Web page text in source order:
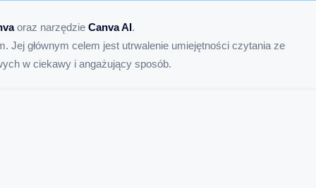
oraz narzędzie Canva AI.
Jej głównym celem jest utrwalenie umiejętności czytania ze
w ciekawy i angażujący sposób.